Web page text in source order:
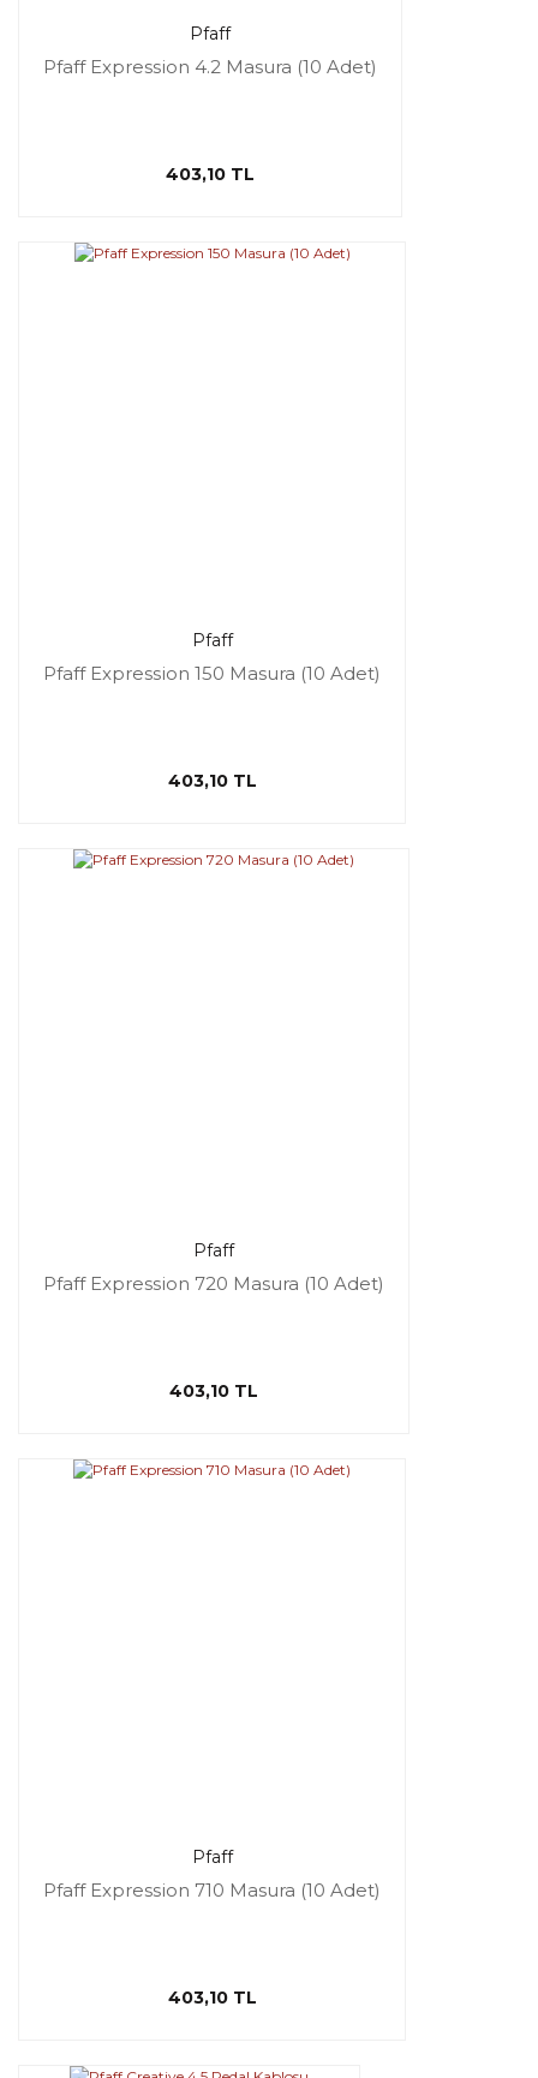
Pfaff
Pfaff Expression 4.2 Masura (10 Adet)
403,10 TL
Pfaff
Pfaff Expression 150 Masura (10 Adet)
403,10 TL
Pfaff
Pfaff Expression 720 Masura (10 Adet)
403,10 TL
Pfaff
Pfaff Expression 710 Masura (10 Adet)
403,10 TL